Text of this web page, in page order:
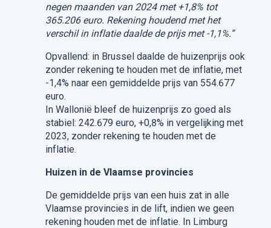
negen maanden van 2024 met +1,8% tot
365.206 euro. Rekening houdend met het
verschil in inflatie daalde de prijs met -1,1%.”
Opvallend: in Brussel daalde de huizenprijs ook
zonder rekening te houden met de inflatie, met
-1,4% naar een gemiddelde prijs van 554.677
euro.
In Wallonië bleef de huizenprijs zo goed als
stabiel: 242.679 euro, +0,8% in vergelijking met
2023, zonder rekening te houden met de
inflatie.
Huizen in de Vlaamse provincies
De gemiddelde prijs van een huis zat in alle
Vlaamse provincies in de lift, indien we geen
rekening houden met de inflatie. In Limburg